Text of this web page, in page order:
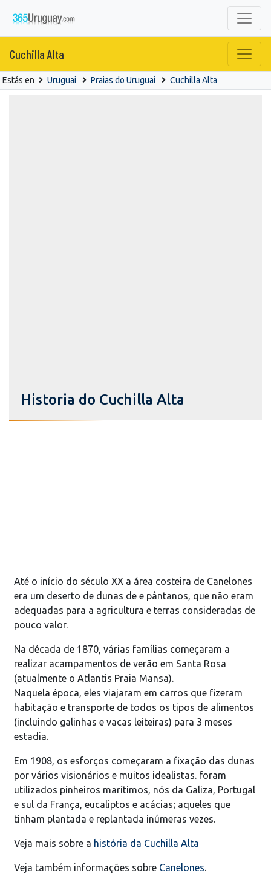
Cuchilla Alta
Estás en Uruguai Praias do Uruguai Cuchilla Alta
Historia do Cuchilla Alta
Até o início do século XX a área costeira de Canelones
era um deserto de dunas de e pântanos, que não eram
adequadas para a agricultura e terras consideradas de
pouco valor.
Na década de 1870, várias famílias começaram a
realizar acampamentos de verão em Santa Rosa
(atualmente o Atlantis Praia Mansa).
Naquela época, eles viajaram em carros que fizeram
habitação e transporte de todos os tipos de alimentos
(incluindo galinhas e vacas leiteiras) para 3 meses
estadia.
Em 1908, os esforços começaram a fixação das dunas
por vários visionários e muitos idealistas. foram
utilizados pinheiros marítimos, nós da Galiza, Portugal
e sul da França, eucaliptos e acácias; aqueles que
tinham plantada e replantada inúmeras vezes.
Veja mais sobre a história da Cuchilla Alta
Veja também informações sobre Canelones.